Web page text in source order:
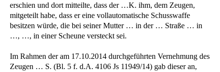
erschien und dort mitteilte, dass der …K. ihm, dem Zeugen,
mitgeteilt habe, dass er eine vollautomatische Schusswaffe
besitzen würde, die bei seiner Mutter … in der … Straße … in
…, …, in einer Scheune versteckt sei.
Im Rahmen der am 17.10.2014 durchgeführten Vernehmung des
Zeugen … S. (Bl. 5 f. d.A. 4106 Js 11949/14) gab dieser an,